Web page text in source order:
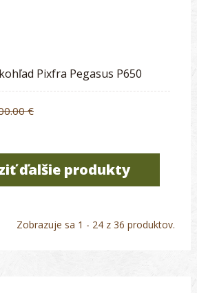
Pixfra Pegasus P650
€
ďalšie produkty
Zobrazuje sa 1 - 24 z 36 produktov.